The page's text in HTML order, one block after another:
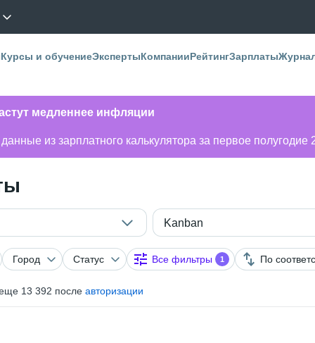
Курсы и обучениеЭкспертыКомпанииРейтингЗарплаты
медленнее инфляции
из зарплатного калькулятора за первое полугодие
Kanban
Город Статус Все фильтры 1 По
13 392 после авторизации